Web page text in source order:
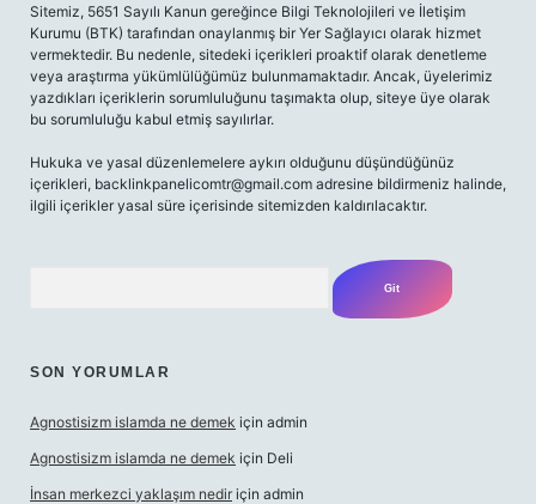
Sitemiz, 5651 Sayılı Kanun gereğince Bilgi Teknolojileri ve İletişim
Kurumu (BTK) tarafından onaylanmış bir Yer Sağlayıcı olarak hizmet
vermektedir. Bu nedenle, sitedeki içerikleri proaktif olarak denetleme
veya araştırma yükümlülüğümüz bulunmamaktadır. Ancak, üyelerimiz
yazdıkları içeriklerin sorumluluğunu taşımakta olup, siteye üye olarak
bu sorumluluğu kabul etmiş sayılırlar.
Hukuka ve yasal düzenlemelere aykırı olduğunu düşündüğünüz
içerikleri, backlinkpanelicomtr@gmail.com adresine bildirmeniz halinde,
ilgili içerikler yasal süre içerisinde sitemizden kaldırılacaktır.
SON YORUMLAR
Agnostisizm islamda ne demek için admin
Agnostisizm islamda ne demek için Deli
İnsan merkezci yaklaşım nedir için admin